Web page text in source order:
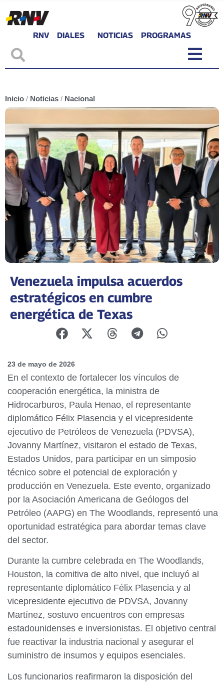
RNV DIALES NOTICIAS PROGRAMAS
Inicio / Noticias / Nacional
Venezuela impulsa acuerdos
estratégicos en cumbre
energética de Texas
23 de mayo de 2026
En el contexto de fortalecer los vínculos de
cooperación energética, la ministra de
Hidrocarburos, Paula Henao, el representante
diplomático Félix Plasencia y el vicepresidente
ejecutivo de Petróleos de Venezuela (PDVSA),
Jovanny Martínez, visitaron el estado de Texas,
Estados Unidos, para participar en un simposio
técnico sobre el potencial de exploración y
producción en Venezuela. Este evento, organizado
por la Asociación Americana de Geólogos del
Petróleo (AAPG) en The Woodlands, representó una
oportunidad estratégica para abordar temas clave
del sector.
Durante la cumbre celebrada en The Woodlands,
Houston, la comitiva de alto nivel, que incluyó al
representante diplomático Félix Plasencia y al
vicepresidente ejecutivo de PDVSA, Jovanny
Martínez, sostuvo encuentros con empresas
estadounidenses e inversionistas. El objetivo central
fue reactivar la industria nacional y asegurar el
suministro de insumos y equipos esenciales.
Los funcionarios reafirmaron la disposición del